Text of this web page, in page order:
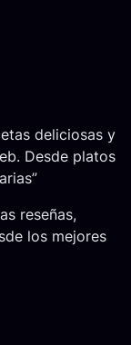
deliciosas y
Desde platos
reseñas,
los mejores